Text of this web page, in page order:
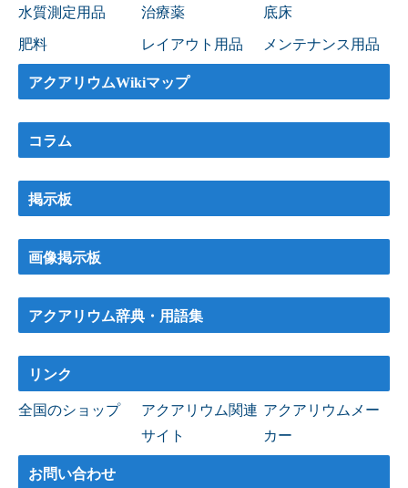
水質測定用品 治療薬 底床
肥料 レイアウト用品 メンテナンス用品
アクアリウムWikiマップ
コラム
掲示板
画像掲示板
アクアリウム辞典・用語集
リンク
全国のショップ
アクアリウム関連
サイト
アクアリウムメー
カー
お問い合わせ